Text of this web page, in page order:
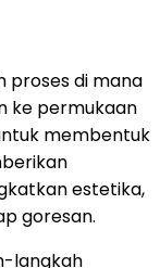
proses di mana
ke permukaan
membentuk
estetika,
goresan.
langkah